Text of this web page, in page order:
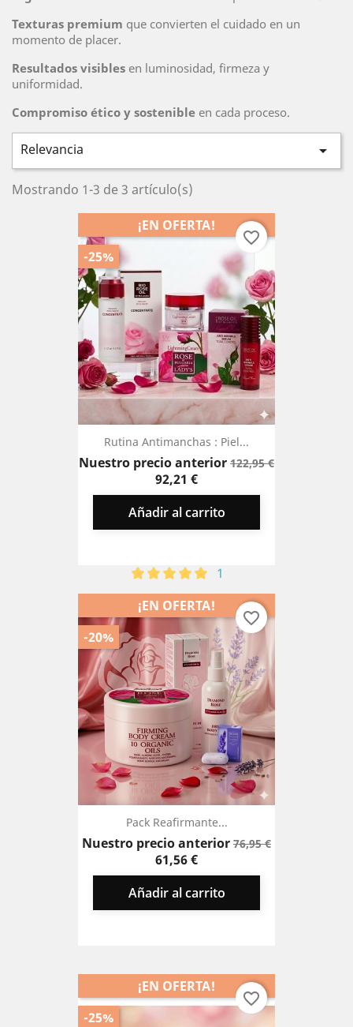
Texturas premium que convierten el cuidado en un
momento de placer.
Resultados visibles en luminosidad, firmeza y
uniformidad.
Compromiso ético y sostenible en cada proceso.
Relevancia 
Mostrando 1-3 de 3 artículo(s)
Rutina Antimanchas : Piel...
Nuestro precio anteriorPrecio
122,95 €
Precio
92,21 €
Añadir al carrito
1
¡EN OFERTA!
-25%
favorite_border
Pack Reafirmante...
Nuestro precio anteriorPrecio
76,95 €Precio
61,56 €
Añadir al carrito
¡EN OFERTA!
-20%
favorite_border
¡EN OFERTA!
-25%
favorite_border